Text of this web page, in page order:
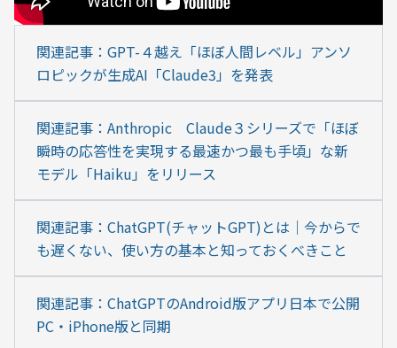
関連記事：GPT-４越え「ほぼ人間レベル」アンソ
ロピックが生成AI「Claude3」を発表
関連記事：Anthropic　Claude３シリーズで「ほぼ
瞬時の応答性を実現する最速かつ最も手頃」な新
モデル「Haiku」をリリース
関連記事：ChatGPT(チャットGPT)とは｜今からで
も遅くない、使い方の基本と知っておくべきこと
関連記事：ChatGPTのAndroid版アプリ日本で公開
PC・iPhone版と同期